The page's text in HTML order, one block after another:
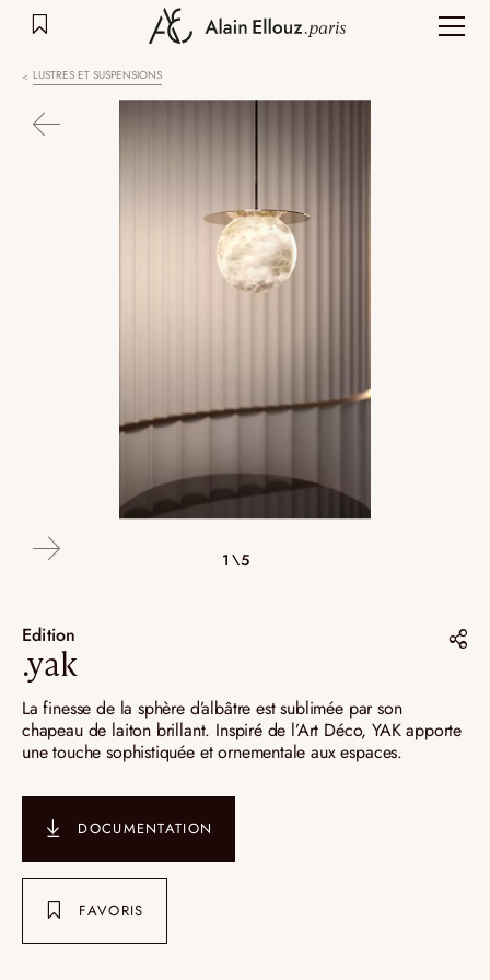
LUSTRES ET SUSPENSIONS
1\5
2\5
3\5
4\5
5\5
Edition
.yak
Pinterest
La finesse de la sphère d’albâtre est sublimée par son
chapeau de laiton brillant. Inspiré de l’Art Déco, YAK apporte
une touche sophistiquée et ornementale aux espaces.
DOCUMENTATION
FAVORIS